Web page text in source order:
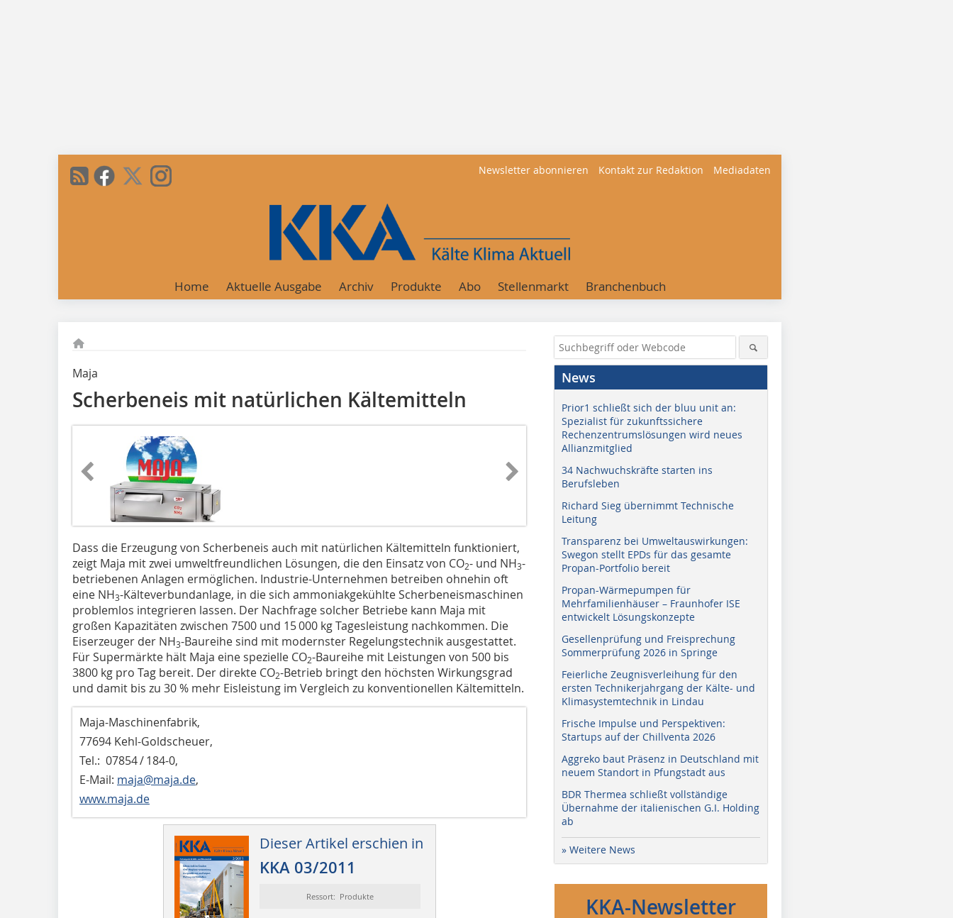
Newsletter abonnieren Kontakt zur Redaktion Mediadaten
Home Aktuelle Ausgabe Archiv Produkte Abo Stellenmarkt Branchenbuch
Maja
Scherbeneis mit natürlichen Kältemitteln
Dass die Erzeugung von Scherbeneis auch mit natürlichen Kältemitteln funktioniert,
zeigt Maja mit zwei umweltfreundlichen Lösungen, die den Einsatz von CO2- und NH3-
betriebenen Anlagen ermöglichen. Industrie-Unternehmen betreiben ohnehin oft
eine NH3-Kälteverbundanlage, in die sich ammoniakgekühlte Scherbeneismaschinen
problemlos integrieren lassen. Der Nachfrage solcher Betriebe kann Maja mit
großen Kapazitäten zwischen 7500 und 15 000 kg Tagesleis­tung nachkommen. Die
Eiserzeuger der NH3-Baureihe sind mit modernster Regelungstechnik ausgestattet.
Für Supermärkte hält Maja eine spezielle CO2-Baureihe mit Leistungen von 500 bis
3800 kg pro Tag bereit. Der direkte CO2-Betrieb bringt den höchsten Wirkungsgrad
und damit bis zu 30 % mehr Eisleistung im Vergleich zu konventionellen Kältemitteln.
Maja-Maschinenfabrik,
77694 Kehl-Goldscheuer,
Tel.: 07854 / 184-0,
E-Mail: maja@maja.de,
www.maja.de
Dieser Artikel erschien in
KKA 03/2011
Ressort: Produkte
News
Prior1 schließt sich der bluu unit an:
Spezialist für zukunftssichere
Rechenzentrumslösungen wird neues
Allianzmitglied
34 Nachwuchskräfte starten ins
Berufsleben
Richard Sieg übernimmt Technische
Leitung
Transparenz bei Umweltauswirkungen:
Swegon stellt EPDs für das gesamte
Propan-Portfolio bereit
Propan-Wärmepumpen für
Mehrfamilienhäuser – Fraunhofer ISE
entwickelt Lösungskonzepte
Gesellenprüfung und Freisprechung
Sommerprüfung 2026 in Springe
Feierliche Zeugnisverleihung für den
ersten Technikerjahrgang der Kälte- und
Klimasystemtechnik in Lindau
Frische Impulse und Perspektiven:
Startups auf der Chillventa 2026
Aggreko baut Präsenz in Deutschland mit
neuem Standort in Pfungstadt aus
BDR Thermea schließt vollständige
Übernahme der italienischen G.I. Holding
ab
» Weitere News
KKA-Newsletter